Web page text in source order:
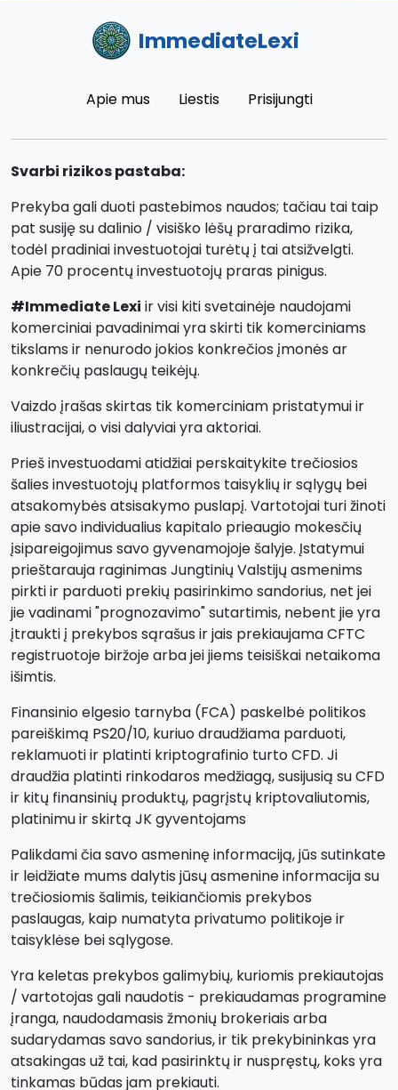
ImmediateLexi
Apie mus Liestis Prisijungti
Svarbi rizikos pastaba:
Prekyba gali duoti pastebimos naudos; tačiau tai taip
pat susiję su dalinio / visiško lėšų praradimo rizika,
todėl pradiniai investuotojai turėtų į tai atsižvelgti.
Apie 70 procentų investuotojų praras pinigus.
#Immediate Lexi ir visi kiti svetainėje naudojami
komerciniai pavadinimai yra skirti tik komerciniams
tikslams ir nenurodo jokios konkrečios įmonės ar
konkrečių paslaugų teikėjų.
Vaizdo įrašas skirtas tik komerciniam pristatymui ir
iliustracijai, o visi dalyviai yra aktoriai.
Prieš investuodami atidžiai perskaitykite trečiosios
šalies investuotojų platformos taisyklių ir sąlygų bei
atsakomybės atsisakymo puslapį. Vartotojai turi žinoti
apie savo individualius kapitalo prieaugio mokesčių
įsipareigojimus savo gyvenamojoje šalyje. Įstatymui
prieštarauja raginimas Jungtinių Valstijų asmenims
pirkti ir parduoti prekių pasirinkimo sandorius, net jei
jie vadinami "prognozavimo" sutartimis, nebent jie yra
įtraukti į prekybos sąrašus ir jais prekiaujama CFTC
registruotoje biržoje arba jei jiems teisiškai netaikoma
išimtis.
Finansinio elgesio tarnyba (FCA) paskelbė politikos
pareiškimą PS20/10, kuriuo draudžiama parduoti,
reklamuoti ir platinti kriptografinio turto CFD. Ji
draudžia platinti rinkodaros medžiagą, susijusią su CFD
ir kitų finansinių produktų, pagrįstų kriptovaliutomis,
platinimu ir skirtą JK gyventojams
Palikdami čia savo asmeninę informaciją, jūs sutinkate
ir leidžiate mums dalytis jūsų asmenine informacija su
trečiosiomis šalimis, teikiančiomis prekybos
paslaugas, kaip numatyta privatumo politikoje ir
taisyklėse bei sąlygose.
Yra keletas prekybos galimybių, kuriomis prekiautojas
/ vartotojas gali naudotis - prekiaudamas programine
įranga, naudodamasis žmonių brokeriais arba
sudarydamas savo sandorius, ir tik prekybininkas yra
atsakingas už tai, kad pasirinktų ir nuspręstų, koks yra
tinkamas būdas jam prekiauti.